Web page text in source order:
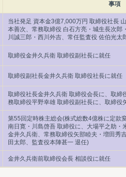
事項
当社発足 資本金3億7,000万円 取締役社長
本善次、常務取締役 白石方亮・城生長次郎
川誠三郎・西川外吉、常任監査役 佐伯光太
取締役金井久兵衛 取締役副社長に就任
取締役副社長金井久兵衛 取締役社長に就任
取締役社長金井久兵衛 取締役会長に、取締
務取締役平野幸雄 取締役副社長に、取締役
第55回定時株主総会(株式総数4億株に定款
南日寛・川島啓吾 取締役に、大場平之助・
金井久兵衛、常務取締役矢部睦夫・増田秀
田太郎、監査役本陣甚一 退任)
金井久兵衛前取締役会長 相談役に就任